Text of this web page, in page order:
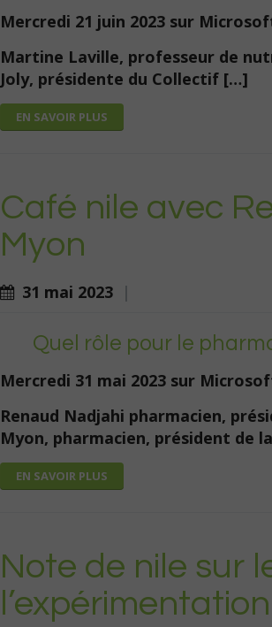
Mercredi 21 juin 2023 sur
Martine Laville, professeur de
Joly, présidente du Collectif […]
EN SAVOIR PLUS
Café nile avec
Myon
31 mai 2023 |
Quel rôle pour le
Mercredi 31 mai 2023 sur
Renaud Nadjahi pharmacien,
Myon, pharmacien, président de
EN SAVOIR PLUS
Note de nile sur